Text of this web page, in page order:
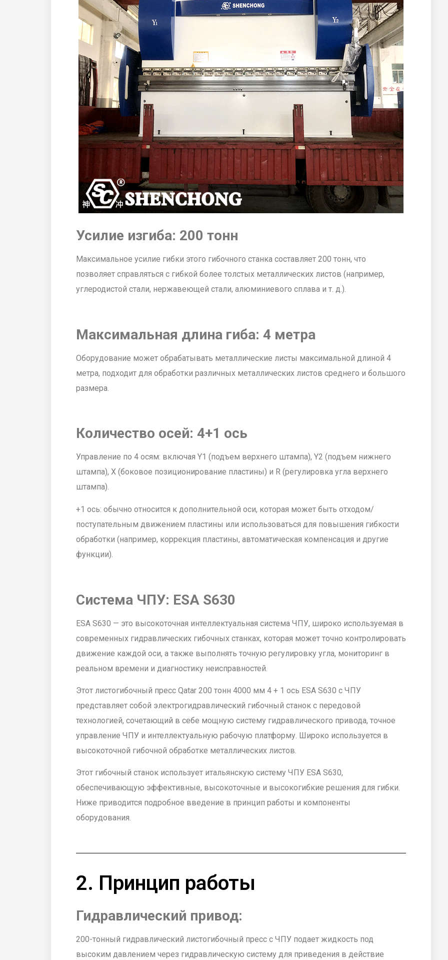
Усилие изгиба: 200 тонн
Максимальное усилие гибки этого гибочного станка составляет 200 тонн, что
позволяет справляться с гибкой более толстых металлических листов (например,
углеродистой стали, нержавеющей стали, алюминиевого сплава и т. д.).
Максимальная длина гиба: 4 метра
Оборудование может обрабатывать металлические листы максимальной длиной 4
метра, подходит для обработки различных металлических листов среднего и большого
размера.
Количество осей: 4+1 ось
Управление по 4 осям: включая Y1 (подъем верхнего штампа), Y2 (подъем нижнего
штампа), X (боковое позиционирование пластины) и R (регулировка угла верхнего
штампа).
+1 ось: обычно относится к дополнительной оси, которая может быть отходом/
поступательным движением пластины или использоваться для повышения гибкости
обработки (например, коррекция пластины, автоматическая компенсация и другие
функции).
Система ЧПУ: ESA S630
ESA S630 — это высокоточная интеллектуальная система ЧПУ, широко используемая в
современных гидравлических гибочных станках, которая может точно контролировать
движение каждой оси, а также выполнять точную регулировку угла, мониторинг в
реальном времени и диагностику неисправностей.
Этот листогибочный пресс Qatar 200 тонн 4000 мм 4 + 1 ось ESA S630 с ЧПУ
представляет собой электрогидравлический гибочный станок с передовой
технологией, сочетающий в себе мощную систему гидравлического привода, точное
управление ЧПУ и интеллектуальную рабочую платформу. Широко используется в
высокоточной гибочной обработке металлических листов.
Этот гибочный станок использует итальянскую систему ЧПУ ESA S630,
обеспечивающую эффективные, высокоточные и высокогибкие решения для гибки.
Ниже приводится подробное введение в принцип работы и компоненты
оборудования.
2. Принцип работы
Гидравлический привод:
200-тонный гидравлический листогибочный пресс с ЧПУ подает жидкость под
высоким давлением через гидравлическую систему для приведения в действие